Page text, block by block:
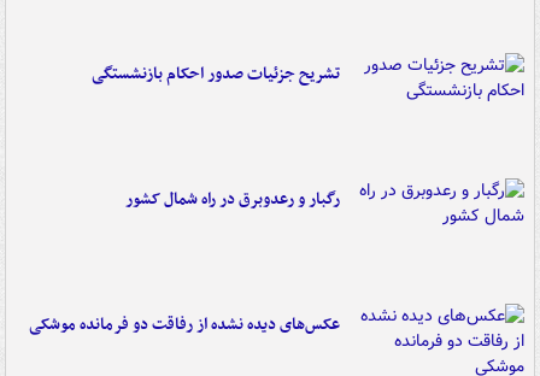
تشریح جزئیات صدور احکام بازنشستگی
رگبار و رعدوبرق در راه شمال کشور
عکس‌های دیده نشده از رفاقت دو فرمانده‌ موشکی